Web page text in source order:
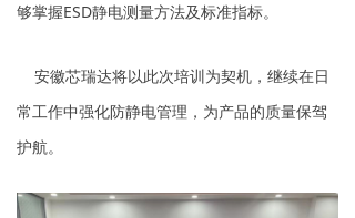
够掌握ESD静电测量方法及标准指标。
安徽芯瑞达将以此次培训为契机，继续在日
常工作中强化防静电管理，为产品的质量保驾
护航。